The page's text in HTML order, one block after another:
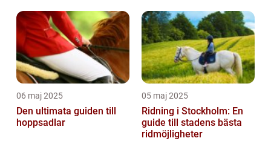
06 maj 2025
Den ultimata guiden till
hoppsadlar
05 maj 2025
Ridning i Stockholm: En
guide till stadens bästa
ridmöjligheter